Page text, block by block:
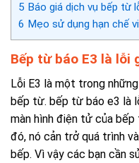
5 Báo giá dịch vụ bếp từ
6 Mẹo sử dụng hạn chế
Bếp từ báo E3 là lỗi
Lỗi E3 là một trong
bếp từ. bếp từ báo e3 là
màn hình điện tử của
đó, nó cản trở quá trình
bếp. Vì vậy các bạn cần